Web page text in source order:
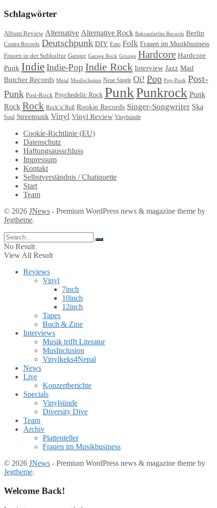
Schlagwörter
Album Review Alternative Alternative Rock Bakraufarfita Records Berlin
Contra Records Deutschpunk DIY Emo Folk Frauen im Musikbusiness
Frauen in der Subkultur Garage Garage Rock Grunge Hardcore Hardcore
Punk IndieIndie-Pop Indie Rock Interview Jazz Mad
Butcher Records Metal MusInclusion Neue Single Oi! Pop Pop-Punk Post-
Punk Post-Rock Psychedelic Rock PunkPunkrock Punk
Rock Rock Rock´n´Roll Rookie Records Singer-Songwriter Ska
Soul Streetpunk Vinyl Vinyl Review Vinylsünde
Cookie-Richtlinie (EU)
Datenschutz
Haftungsausschluss
Impressum
Kontakt
Selbstverständnis / Chatiquette
Start
Team
© 2026 JNews - Premium WordPress news & magazine theme by
Jegtheme.
No Result
View All Result
Reviews
Vinyl
7inch
10inch
12inch
Tapes
Buch & Zine
Interviews
Musik trifft Literatur
MusInclusion
Vinylkeks4Nepal
News
Live
Konzertberichte
Specials
Vinylsünde
Diversity Dive
Team
Archiv
Plattenteller
Frauen im Musikbusiness
© 2026 JNews - Premium WordPress news & magazine theme by
Jegtheme.
Welcome Back!